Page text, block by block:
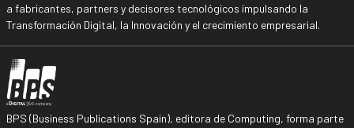
a fabricantes, partners y decisores tecnológicos impulsando la
Transformación Digital, la Innovación y el crecimiento empresarial.
BPS (Business Publications Spain), editora de Computing, forma parte